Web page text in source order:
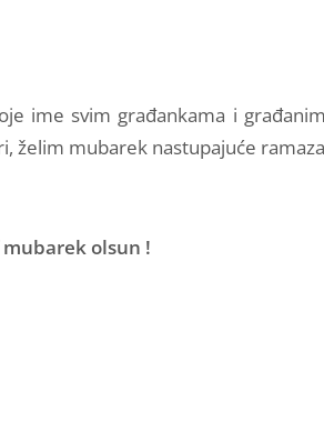
ime svim građankama i
želim mubarek nastupajuće
olsun !